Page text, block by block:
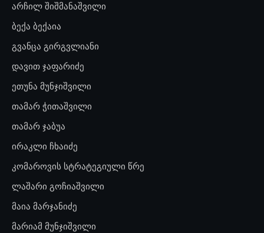
არჩილ შიშმანაშვილი
ბექა ბექაია
გვანცა გირგვლიანი
დავით ჯაფარიძე
ეთუნა მუნჯიშვილი
თამარ ჭითაშვილი
თამარ ჯაბუა
ირაკლი ჩხაიძე
კომაროვის სტრატეგიული წრე
ლაშარი გოჩიაშვილი
მაია მარჯანიძე
მარიამ მუნჯიშვილი